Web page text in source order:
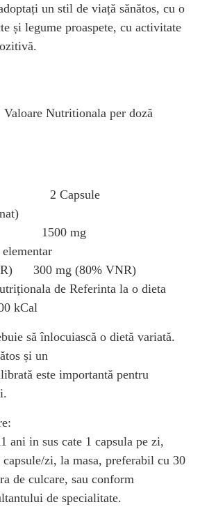
un stil de viață sănătos, cu o
și legume proaspete, cu activitate
Nutritionala per doză
Zilnica
2 Capsule
(Bisglicinat)
mg
elementar
300 mg (80% VNR)
de Referinta la o dieta
kCal
să înlocuiască o dietă variată.
și un
este importantă pentru
ani in sus cate 1 capsula pe zi,
zi, la masa, preferabil cu 30
de culcare, sau conform
de specialitate.